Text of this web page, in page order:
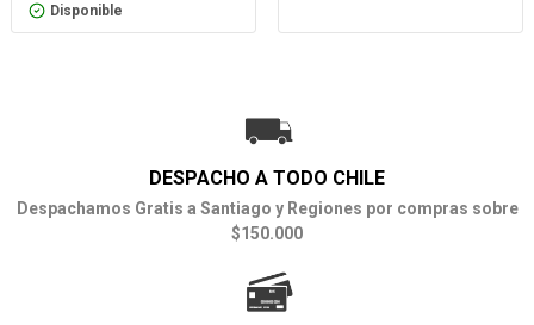
Disponible
DESPACHO A TODO CHILE
Despachamos Gratis a Santiago y Regiones por compras sobre
$150.000